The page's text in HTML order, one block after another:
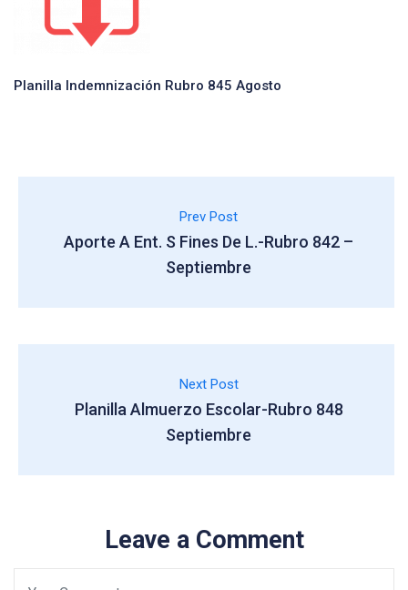
Planilla Indemnización Rubro 845 Agosto
Prev Post
Aporte A Ent. S Fines De L.-Rubro 842 –
Septiembre
Next Post
Planilla Almuerzo Escolar-Rubro 848
Septiembre
Leave a Comment